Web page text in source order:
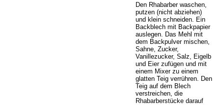
Den Rhabarber waschen,
putzen (nicht abziehen)
und klein schneiden. Ein
Backblech mit Backpapier
auslegen. Das Mehl mit
dem Backpulver mischen,
Sahne, Zucker,
Vanillezucker, Salz, Eigelb
und Eier zufügen und mit
einem Mixer zu einem
glatten Teig verrühren. Den
Teig auf dem Blech
verstreichen, die
Rhabarberstücke darauf